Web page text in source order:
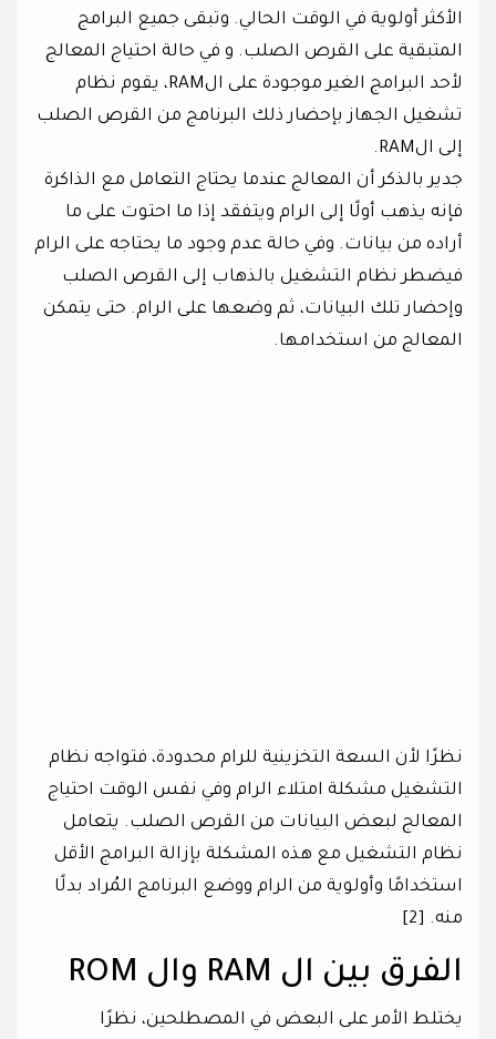
الأكثر أولوية في الوقت الحالي. وتبقى جميع البرامج
المتبقية على القرص الصلب. و في حالة احتياج المعالج
لأحد البرامج الغير موجودة على الRAM، يقوم نظام
تشغيل الجهاز بإحضار ذلك البرنامج من القرص الصلب
إلى الRAM.
جدير بالذكر أن المعالج عندما يحتاج التعامل مع الذاكرة
فإنه يذهب أولًا إلى الرام ويتفقد إذا ما احتوت على ما
أراده من بيانات. وفي حالة عدم وجود ما يحتاجه على الرام
فيضطر نظام التشغيل بالذهاب إلى القرص الصلب
وإحضار تلك البيانات، ثم وضعها على الرام. حتى يتمكن
المعالج من استخدامها.
نظرًا لأن السعة التخزينية للرام محدودة، فتواجه نظام
التشغيل مشكلة امتلاء الرام وفي نفس الوقت احتياج
المعالج لبعض البيانات من القرص الصلب. يتعامل
نظام التشغيل مع هذه المشكلة بإزالة البرامج الأقل
استخدامًا وأولوية من الرام ووضع البرنامج المُراد بدلًا
منه. [2]
الفرق بين ال RAM وال ROM
يختلط الأمر على البعض في المصطلحين، نظرًا